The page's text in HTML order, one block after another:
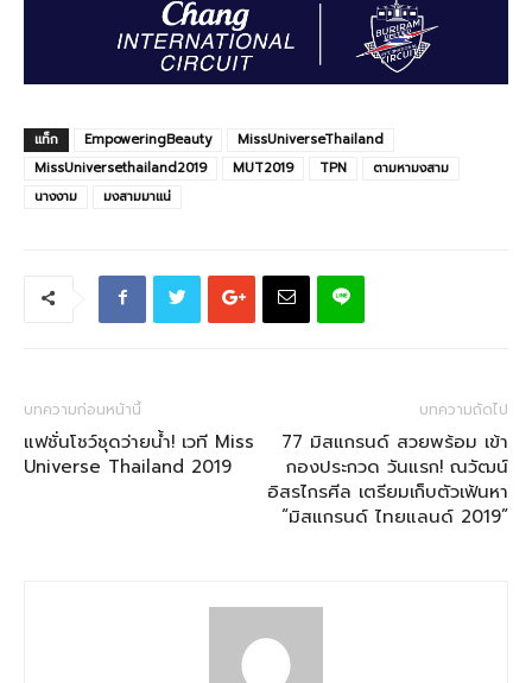
แท็ก EmpoweringBeauty
MissUniverseThailand
MissUniversethailand2019
MUT2019 TPN
ตามหามงสาม
นางงาม
มงสามมาแน่
บทความก่อนหน้านี้
แฟชั่นโชว์ชุดว่ายน้ำ! เวที Miss
Universe Thailand 2019
บทความถัดไป
77 มิสแกรนด์ สวยพร้อม เข้า
กองประกวด วันแรก! ณวัฒน์
อิสรไกรศีล เตรียมเก็บตัวเฟ้นหา
“มิสแกรนด์ ไทยแลนด์ 2019”